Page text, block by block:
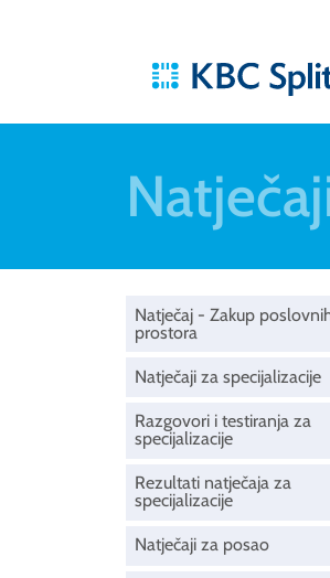
Natječaj - Zakup
prostora
Natječaji za specijalizacije
Razgovori i testiranja za
specijalizacije
Rezultati natječaja za
specijalizacije
Natječaji za posao